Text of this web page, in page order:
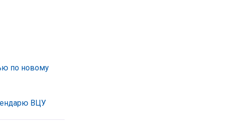
по новому
ВЦУ